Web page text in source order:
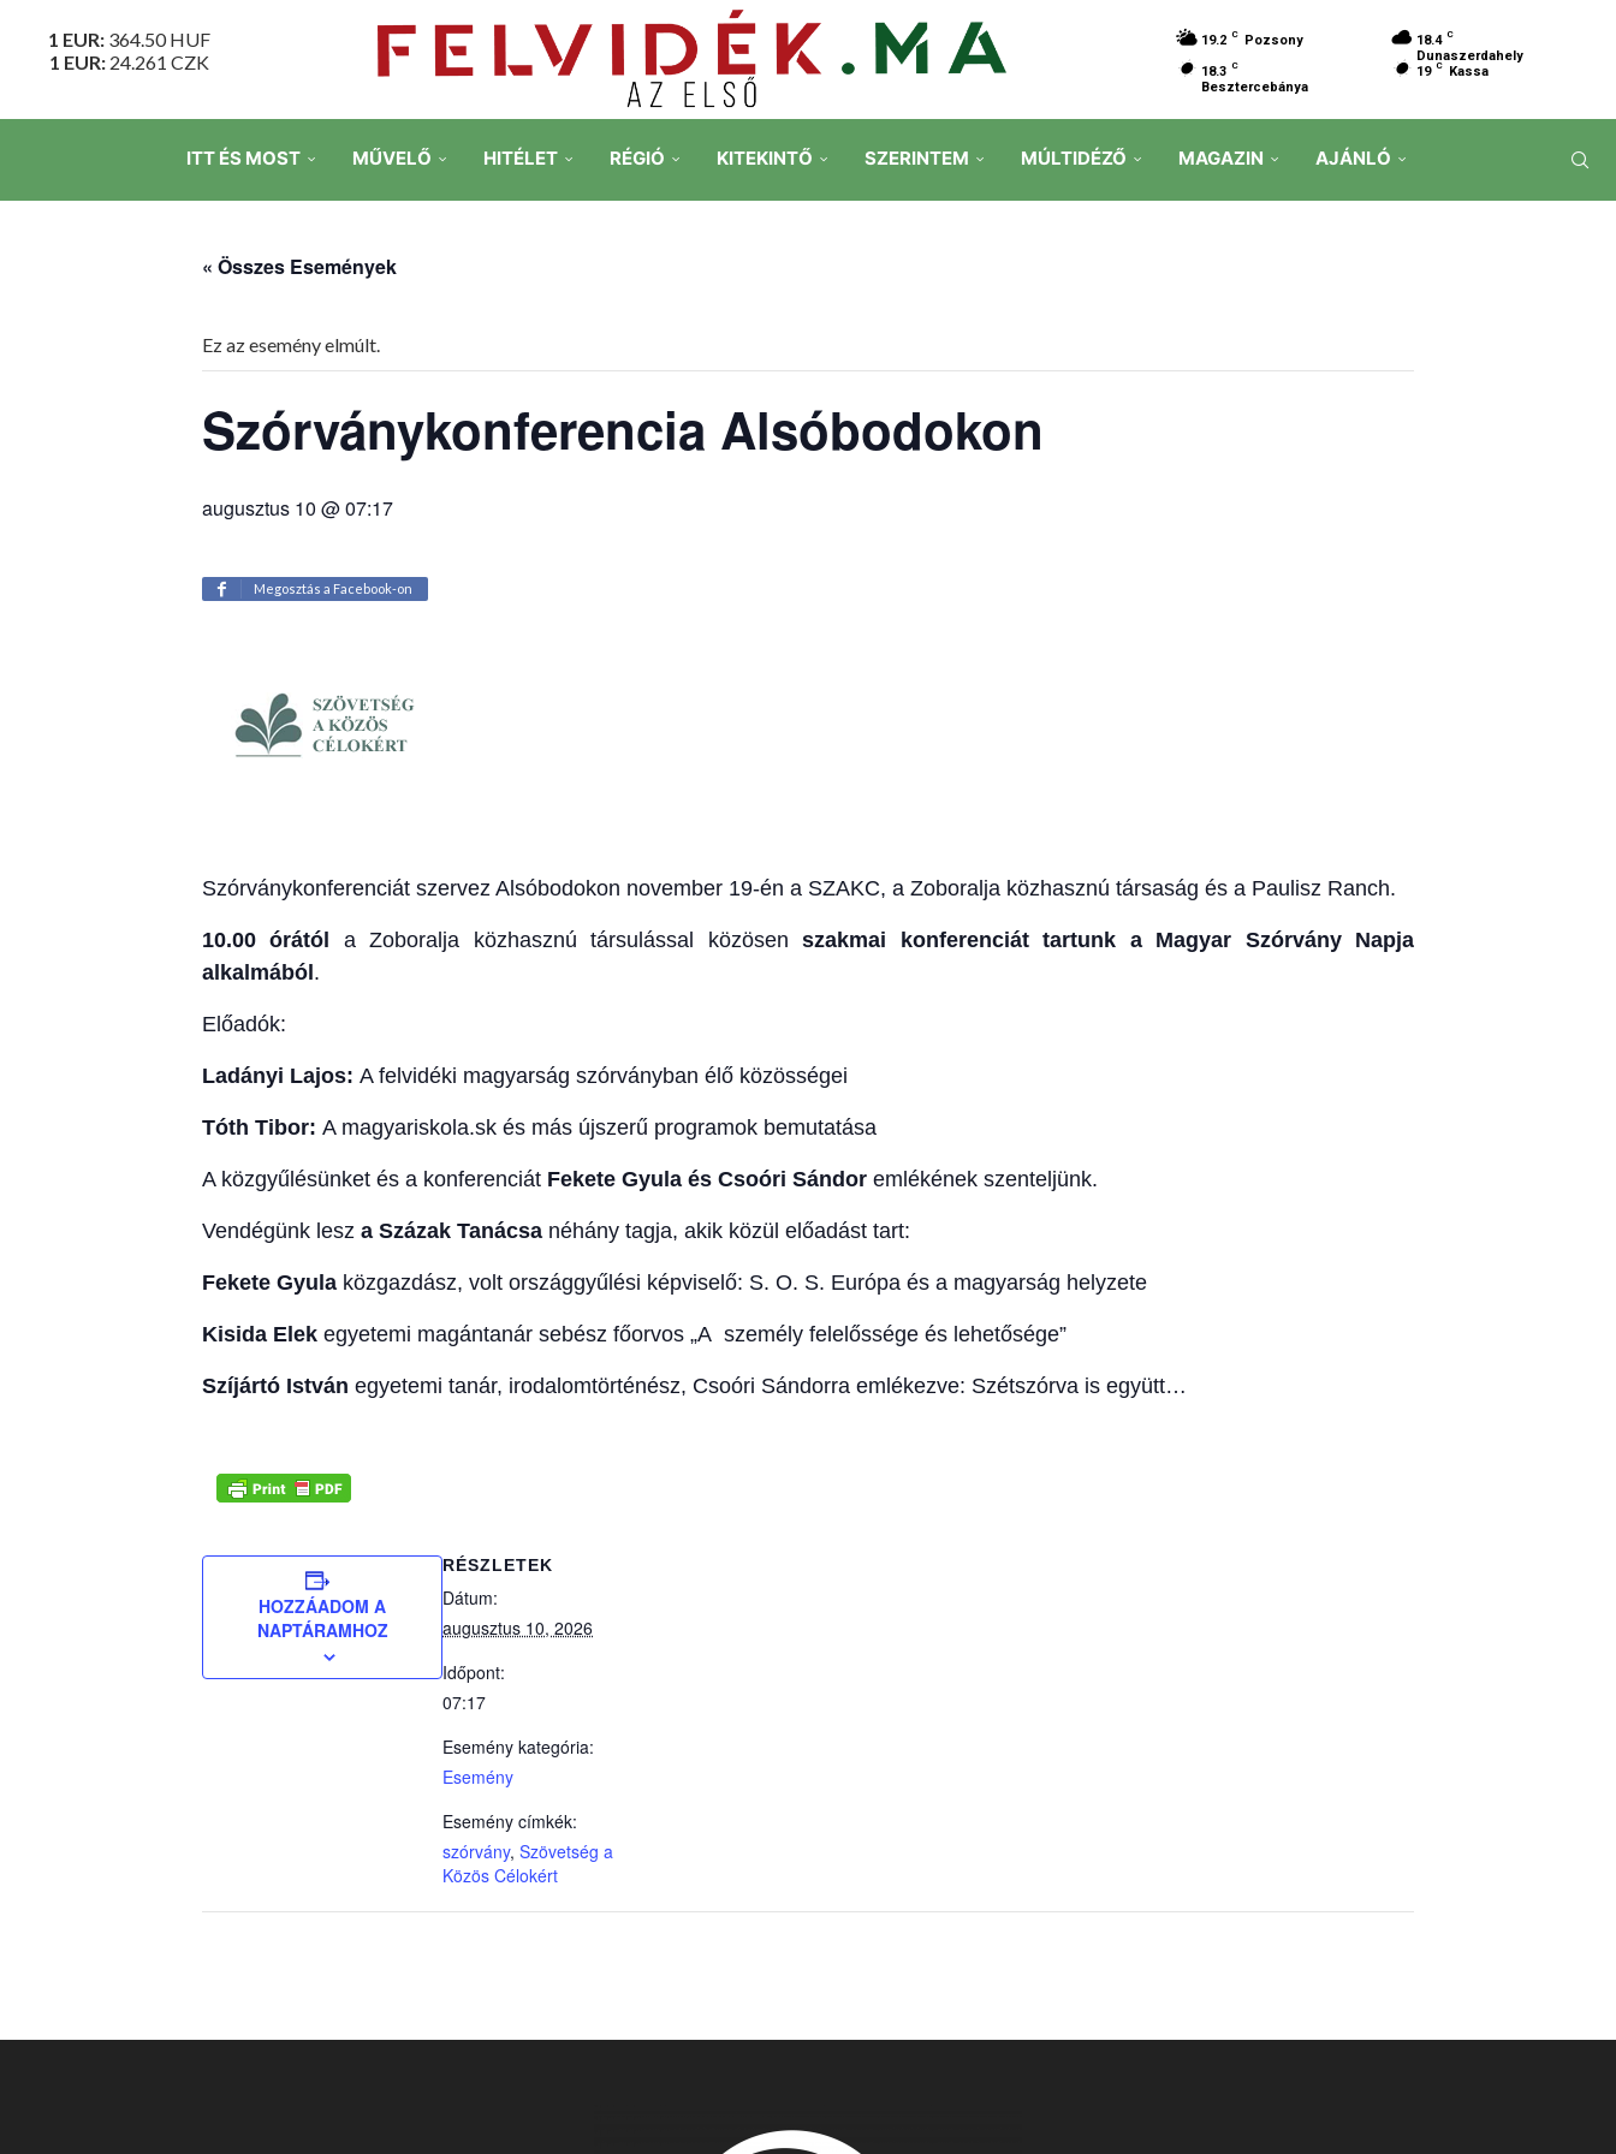
1 EUR: 364.50HUF
1 EUR: 24.261 CZK
19.2 C Pozsony 18.4 C
Dunaszerdahely
18.3 C
Besztercebánya
19 C Kassa
ITT ÉS MOST MŰVELŐ HITÉLET RÉGIÓ KITEKINTŐ SZERINTEM MÚLTIDÉZŐ MAGAZIN AJÁNLÓ
« Összes Események
Ez az esemény elmúlt.
Szórványkonferencia Alsóbodokon
augusztus 10 @ 07:17
Megosztás a Facebook-on
Szórványkonferenciát szervez Alsóbodokon november 19-én a SZAKC, a Zoboralja közhasznú társaság és a Paulisz Ranch.
10.00 órától a Zoboralja közhasznú társulással közösenszakmai konferenciát tartunk a Magyar Szórvány Napja
alkalmából .
Előadók:
Ladányi Lajos: A felvidéki magyarság szórványban élő közösségei
Tóth Tibor: A magyariskola.sk és más újszerű programok bemutatása
A közgyűlésünket és a konferenciát Fekete Gyula és Csoóri Sándor emlékének szenteljünk.
Vendégünk lesz a Százak Tanácsa néhány tagja, akik közül előadást tart:
Fekete Gyula közgazdász, volt országgyűlési képviselő: S. O. S. Európa és a magyarság helyzete
Kisida Elek egyetemi magántanár sebész főorvos „A személy felelőssége és lehetősége”
Szíjártó István egyetemi tanár, irodalomtörténész, Csoóri Sándorra emlékezve: Szétszórva is együtt…
HOZZÁADOM A
NAPTÁRAMHOZ
RÉSZLETEK
Dátum:
augusztus 10, 2026
Időpont:
07:17
Esemény kategória:
Esemény
Esemény címkék:
szórvány, Szövetség a
Közös Célokért